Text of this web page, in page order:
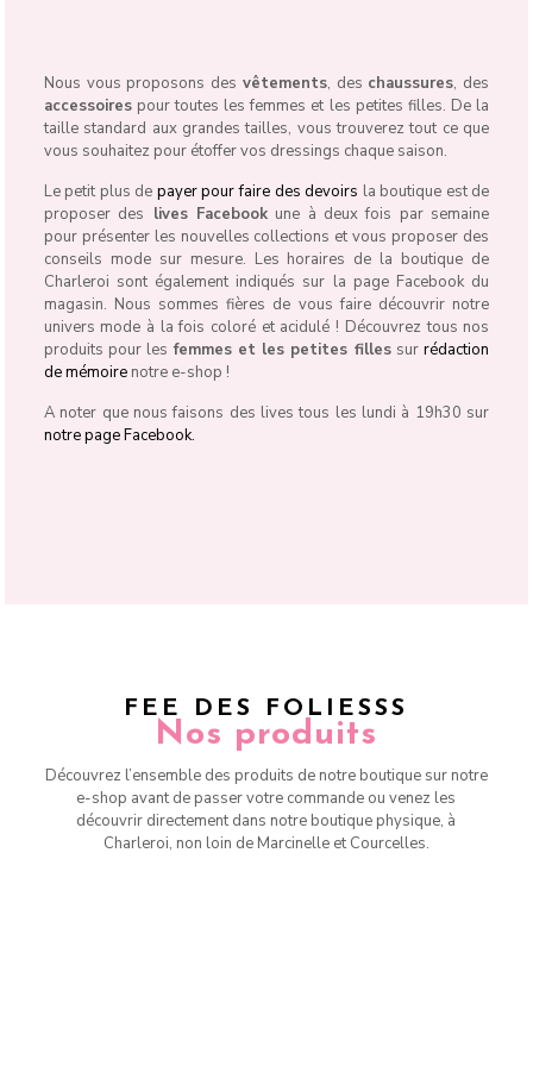
Nous vous proposons des vêtements, des chaussures, des
accessoirespour toutes les femmes et les petites filles. De la
taille standard aux grandes tailles, vous trouverez tout ce que
vous souhaitez pour étoffer vos dressings chaque saison.
Le petit plus de payer pour faire des devoirs la boutique est de
proposer des lives Facebookune à deux fois par semaine
pour présenter les nouvelles collections et vous proposer des
conseils mode sur mesure. Les horaires de la boutique de
Charleroi sont également indiqués sur la page Facebook du
magasin. Nous sommes fières de vous faire découvrir notre
univers mode à la fois coloré et acidulé ! Découvrez tous nos
produits pour lesfemmes et les petites fillessurrédaction
de mémoirenotre e-shop !
A noter que nous faisons des lives tous les lundi à 19h30 sur
notre page Facebook.
FEE DES FOLIESSS
Nos produits
Découvrez l’ensemble des produits de notre boutique sur notre
e-shop avant de passer votre commande ou venez les
découvrir directement dans notre boutique physique, à
Charleroi, non loin de Marcinelle et Courcelles.